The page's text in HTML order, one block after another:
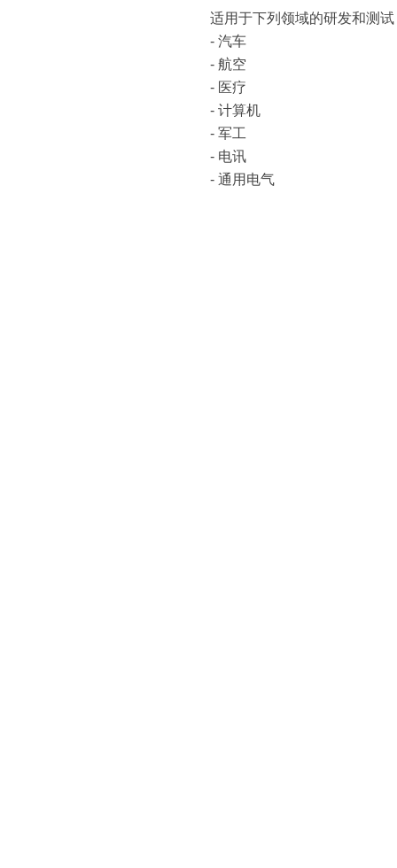
适用于下列领域的研发和测试
- 汽车
- 航空
- 医疗
- 计算机
- 军工
- 电讯
- 通用电气